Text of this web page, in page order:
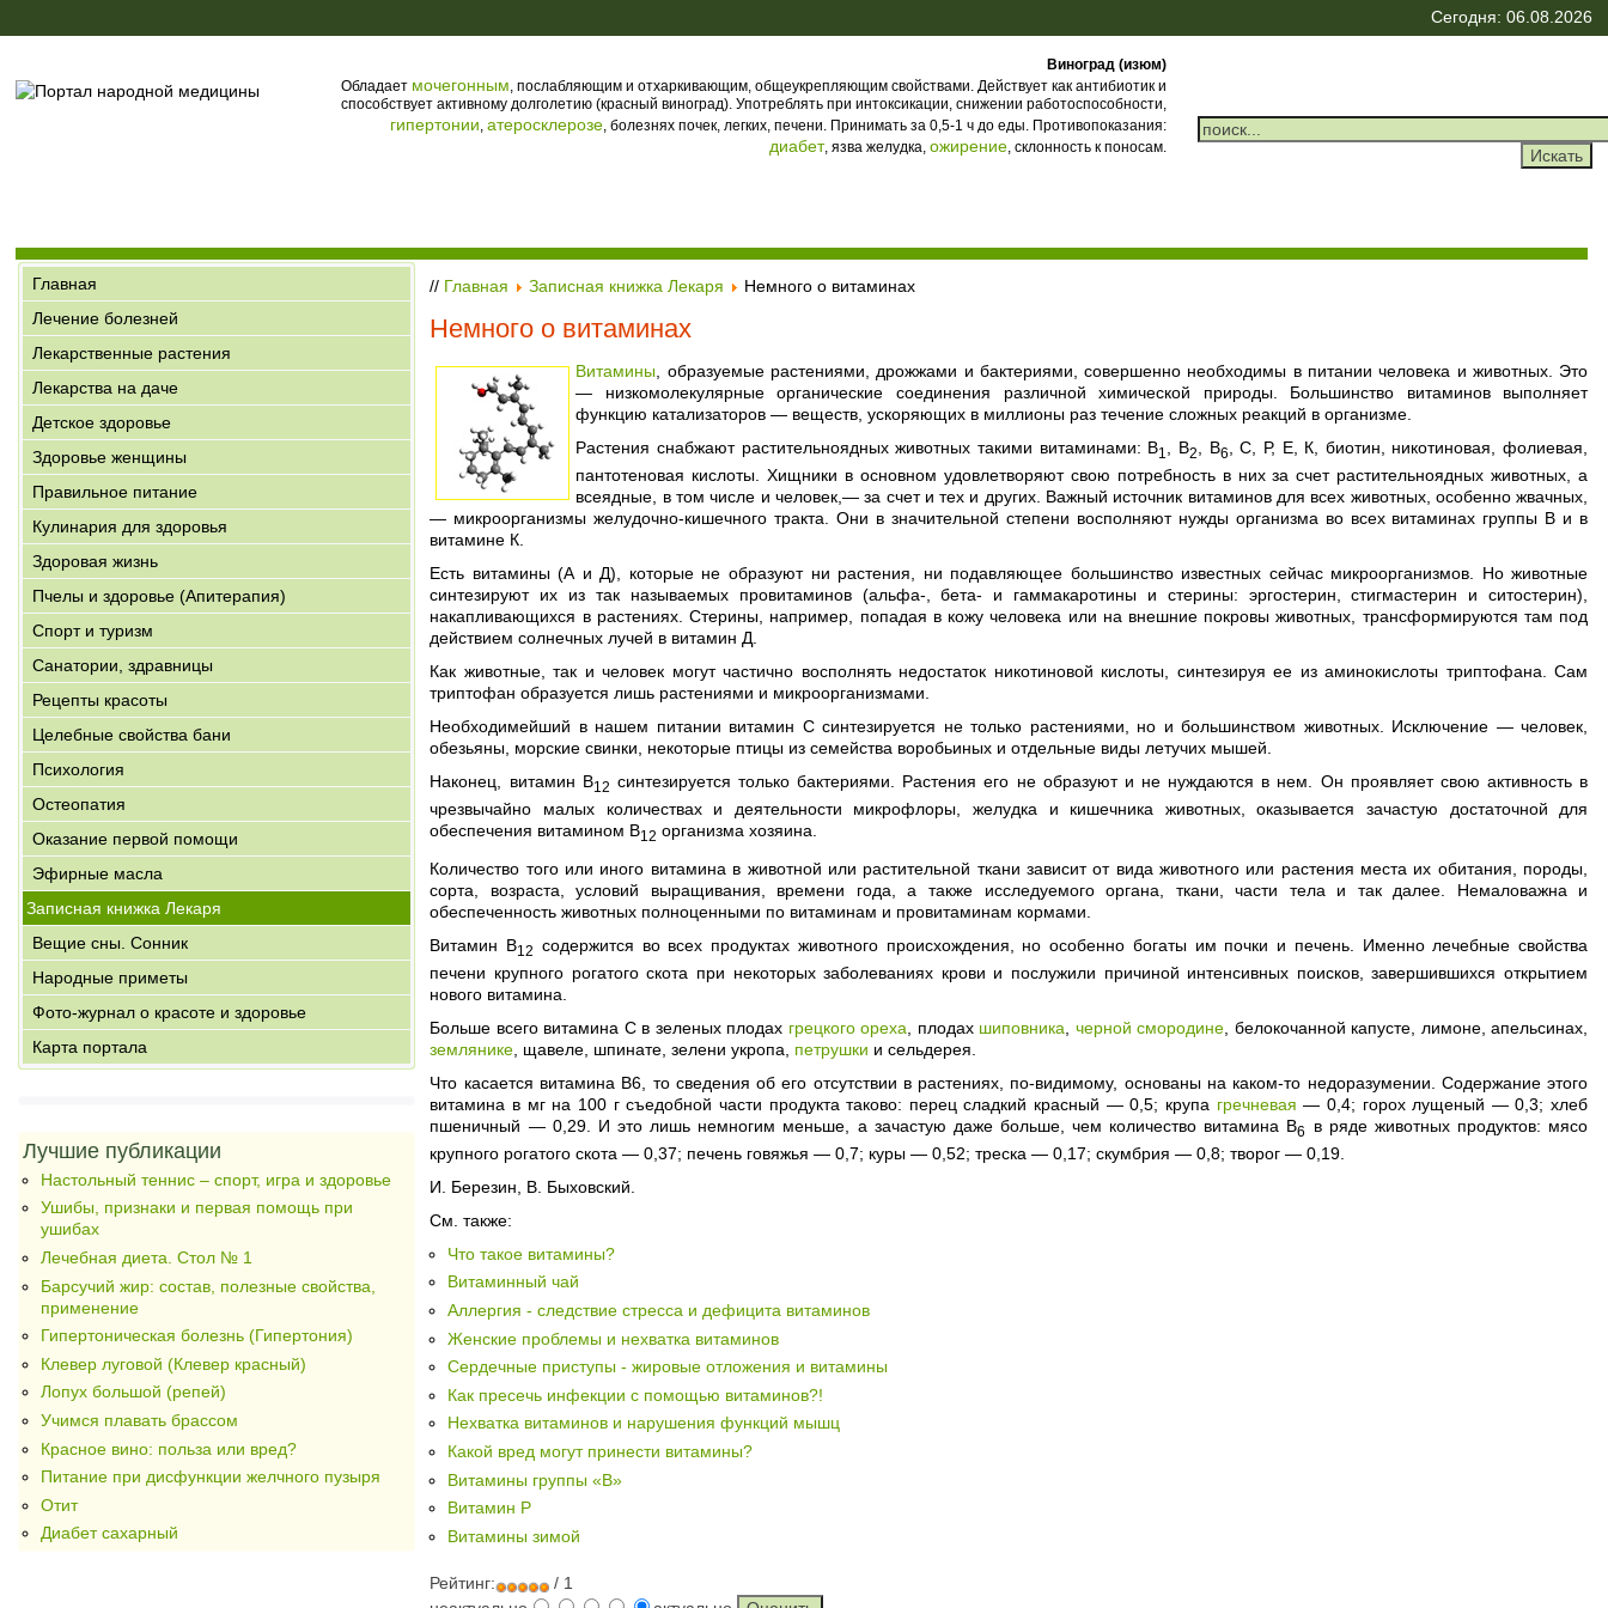
Сегодня: 06.08.2026
Виноград (изюм)
Обладает мочегонным, послабляющим и отхаркивающим, общеукрепляющим свойствами. Действует как антибиотик и
способствует активному долголетию (красный виноград). Употреблять при интоксикации, снижении работоспособности,
гипертонии, атеросклерозе, болезнях почек, легких, печени. Принимать за 0,5-1 ч до еды. Противопоказания:
диабет, язва желудка, ожирение, склонность к поносам.
Главная
Лечение болезней
Лекарственные растения
Лекарства на даче
Детское здоровье
Здоровье женщины
Правильное питание
Кулинария для здоровья
Здоровая жизнь
Пчелы и здоровье (Апитерапия)
Спорт и туризм
Санатории, здравницы
Рецепты красоты
Целебные свойства бани
Психология
Остеопатия
Оказание первой помощи
Эфирные масла
Записная книжка Лекаря
Вещие сны. Сонник
Народные приметы
Фото-журнал о красоте и здоровье
Карта портала
Лучшие публикации
Настольный теннис – спорт, игра и здоровье
Ушибы, признаки и первая помощь при
ушибах
Лечебная диета. Стол № 1
Барсучий жир: состав, полезные свойства,
применение
Гипертоническая болезнь (Гипертония)
Клевер луговой (Клевер красный)
Лопух большой (репей)
Учимся плавать брассом
Красное вино: польза или вред?
Питание при дисфункции желчного пузыря
Отит
Диабет сахарный
// Главная Записная книжка Лекаря Немного о витаминах
Немного о витаминах
Витамины , образуемые растениями, дрожжами и бактериями, совершенно необходимы в питании человека и животных. Это
— низкомолекулярные органические соединения различной химической природы. Большинство витаминов выполняет
функцию катализаторов — веществ, ускоряющих в миллионы раз течение сложных реакций в организме.
Растения снабжают растительноядных животных такими витаминами: В1 , В2 , В6
, С, Р, Е, К, биотин, никотиновая, фолиевая,
пантотеновая кислоты. Хищники в основном удовлетворяют свою потребность в них за счет растительноядных животных, а
всеядные, в том числе и человек,— за счет и тех и других. Важный источник витаминов для всех животных, особенно жвачных,
— микроорганизмы желудочно-кишечного тракта. Они в значительной степени восполняют нужды организма во всех витаминах группы В и в
витамине К.
Есть витамины (А и Д), которые не образуют ни растения, ни подавляющее большинство известных сейчас микроорганизмов. Но животные
синтезируют их из так называемых провитаминов (альфа-, бета- и гаммакаротины и стерины: эргостерин, стигмастерин и ситостерин),
накапливающихся в растениях. Стерины, например, попадая в кожу человека или на внешние покровы животных, трансформируются там под
действием солнечных лучей в витамин Д.
Как животные, так и человек могут частично восполнять недостаток никотиновой кислоты, синтезируя ее из аминокислоты триптофана. Сам
триптофан образуется лишь растениями и микроорганизмами.
Необходимейший в нашем питании витамин С синтезируется не только растениями, но и большинством животных. Исключение — человек,
обезьяны, морские свинки, некоторые птицы из семейства воробьиных и отдельные виды летучих мышей.
Наконец, витамин В12 синтезируется только бактериями. Растения его не образуют и не нуждаются в нем. Он проявляет свою активность в
чрезвычайно малых количествах и деятельности микрофлоры, желудка и кишечника животных, оказывается зачастую достаточной для
обеспечения витамином В12 организма хозяина.
Количество того или иного витамина в животной или растительной ткани зависит от вида животного или растения места их обитания, породы,
сорта, возраста, условий выращивания, времени года, а также исследуемого органа, ткани, части тела и так далее. Немаловажна и
обеспеченность животных полноценными по витаминам и провитаминам кормами.
Витамин B12
содержится во всех продуктах животного происхождения, но особенно богаты им почки и печень. Именно лечебные свойства
печени крупного рогатого скота при некоторых заболеваниях крови и послужили причиной интенсивных поисков, завершившихся открытием
нового витамина.
Больше всего витамина С в зеленых плодах грецкого ореха , плодах шиповника черной смородине , белокочанной капусте, лимоне, апельсинах,
землянике , щавеле, шпинате, зелени укропа, петрушки и сельдерея.
Что касается витамина В6, то сведения об его отсутствии в растениях, по-видимому, основаны на каком-то недоразумении. Содержание этого
витамина в мг на 100 г съедобной части продукта таково: перец сладкий красный — 0,5; крупа гречневая — 0,4; горох лущеный — 0,3; хлеб
пшеничный — 0,29. И это лишь немногим меньше, а зачастую даже больше, чем количество витамина В6
в ряде животных продуктов: мясо
крупного рогатого скота — 0,37; печень говяжья — 0,7; куры — 0,52; треска — 0,17; скумбрия — 0,8; творог — 0,19.
И. Березин, В. Быховский.
См. также:
Что такое витамины?
Витаминный чай
Аллергия - следствие стресса и дефицита витаминов
Женские проблемы и нехватка витаминов
Сердечные приступы - жировые отложения и витамины
Как пресечь инфекции с помощью витаминов?!
Нехватка витаминов и нарушения функций мышц
Какой вред могут принести витамины?
Витамины группы «В»
Витамин Р
Витамины зимой
Рейтинг:
/ 1